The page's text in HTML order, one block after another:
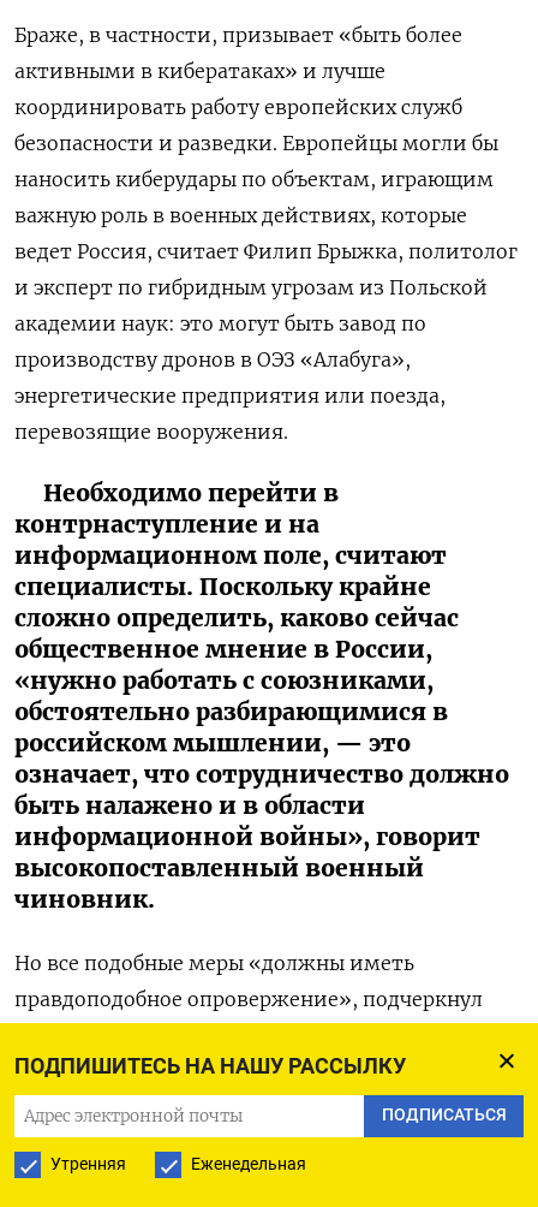
ПОДПИШИТЕСЬ НА НАШУ РАССЫЛКУ
ПОДПИСАТЬСЯ
Утренняя Еженедельная
Браже, в частности, призывает «быть более
активными в кибератаках» и лучше
координировать работу европейских служб
безопасности и разведки. Европейцы могли бы
наносить киберудары по объектам, играющим
важную роль в военных действиях, которые
ведет Россия, считает Филип Брыжка, политолог
и эксперт по гибридным угрозам из Польской
академии наук: это могут быть завод по
производству дронов в ОЭЗ «Алабуга»,
энергетические предприятия или поезда,
перевозящие вооружения.
Необходимо перейти в
контрнаступление и на
информационном поле, считают
специалисты. Поскольку крайне
сложно определить, каково сейчас
общественное мнение в России,
«нужно работать с союзниками,
обстоятельно разбирающимися в
российском мышлении, — это
означает, что сотрудничество должно
быть налажено и в области
информационной войны», говорит
высокопоставленный военный
чиновник.
Но все подобные меры «должны иметь
правдоподобное опровержение», подчеркнул
Что не нужно будет опровергать, так это военные
учения НАТО, но для большего эффекта
проводить их надо неожиданно. НАТО –